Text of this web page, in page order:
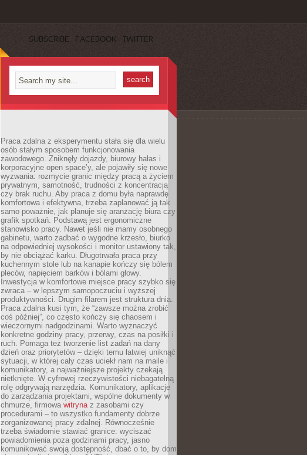
SUBSCRIBE FACEBOOK TWITTER
Praca zdalna z eksperymentu stała się dla wielu
osób stałym sposobem funkcjonowania
zawodowego. Zniknęły dojazdy, biurowy hałas i
korporacyjne open space’y, ale pojawiły się nowe
wyzwania: rozmycie granic między pracą a życiem
prywatnym, samotność, trudności z koncentracją
czy brak ruchu. Aby praca z domu była naprawdę
komfortowa i efektywna, trzeba zaplanować ją tak
samo poważnie, jak planuje się aranżację biura czy
grafik spotkań. Podstawą jest ergonomiczne
stanowisko pracy. Nawet jeśli nie mamy osobnego
gabinetu, warto zadbać o wygodne krzesło, biurko
na odpowiedniej wysokości i monitor ustawiony tak,
by nie obciążać karku. Długotrwała praca przy
kuchennym stole lub na kanapie kończy się bólem
pleców, napięciem barków i bólami głowy.
Inwestycja w komfortowe miejsce pracy szybko się
zwraca – w lepszym samopoczuciu i wyższej
produktywności. Drugim filarem jest struktura dnia.
Praca zdalna kusi tym, że “zawsze można zrobić
coś później”, co często kończy się chaosem i
wieczornymi nadgodzinami. Warto wyznaczyć
konkretne godziny pracy, przerwy, czas na posiłki i
ruch. Pomaga też tworzenie list zadań na dany
dzień oraz priorytetów – dzięki temu łatwiej uniknąć
sytuacji, w której cały czas uciekł nam na maile i
komunikatory, a najważniejsze projekty czekają
nietknięte. W cyfrowej rzeczywistości niebagatelną
rolę odgrywają narzędzia. Komunikatory, aplikacje
do zarządzania projektami, wspólne dokumenty w
chmurze, firmowa witrynaz zasobami czy
procedurami – to wszystko fundamenty dobrze
zorganizowanej pracy zdalnej. Równocześnie
trzeba świadomie stawiać granice: wyciszać
powiadomienia poza godzinami pracy, jasno
komunikować swoją dostępność, dbać o to, by dom